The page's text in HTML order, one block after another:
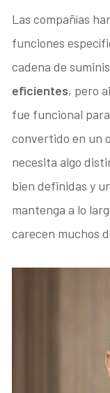
Las compañías
funciones
cadena de
eficientes, pero
fue funcional
convertido en un
necesita algo
bien definidas y
mantenga a lo
carecen muchos